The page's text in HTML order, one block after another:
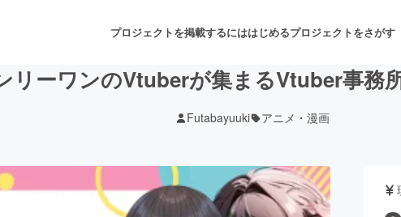
プロジェクトを掲載するにははじめるプロジェクトをさがす
音楽 舞台・パフォーマ
リーワンのVtuberが集まるVtuber事務
Futabayuuki アニメ・漫画